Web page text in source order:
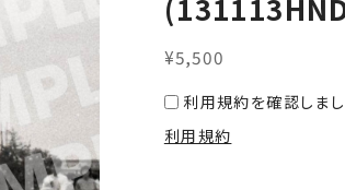
¥5,500
利用規約を確認しま
利用規約